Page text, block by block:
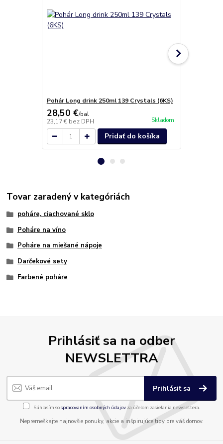
Pohár Long drink 250ml 139 Crystals (6KS)
28,50 €/bal
23,17 € bez DPH Skladom
Pridať do košíka
Tovar zaradený v kategóriách
poháre, ciachované sklo
Poháre na víno
Poháre na miešané nápoje
Darčekové sety
Farbené poháre
Prihlásiť sa na odber
NEWSLETTRA
Prihlásiť sa
Súhlasím sospracovaním osobných údajov za účelom zasielania newslettera.
Nepremeškajte najnovšie ponuky, akcie a inšpirujúce tipy pre váš domov.